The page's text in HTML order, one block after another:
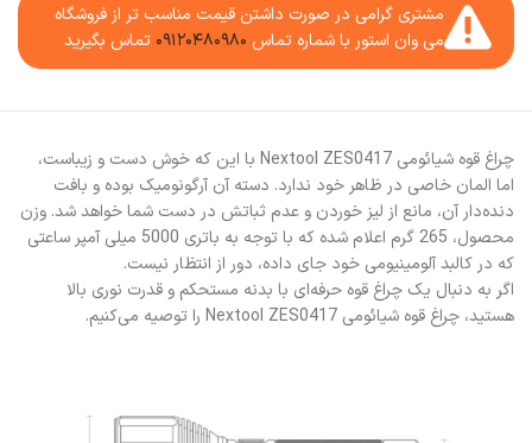
مشتری گرامی در صورت داشتن قیمت مناسب تر از فروشگاه
می وان استور با شماره تماس ۰۹۱۲۰۴۸۰۹۸۰ تماس بگیرید
چراغ قوه شیائومی Nextool ZES0417 با این که خوش دست و زیباست،
اما المان خاصی در ظاهر خود ندارد. دسته آن آرگونومیک بوده و بافت
دنده‌دار آن، مانع از لیز خوردن و عدم ثباتش در دست شما خواهد شد. وزن
محصول، 265 گرم اعلام شده که با توجه به باتری 5000 میلی آمپر ساعتی
که در کالبد آلومینیومی خود جای داده، دور از انتظار نیست.
اگر به دنبال یک چراغ قوه حرفه‌ای با بدنه مستحکم و قدرت نوری بالا
هستید، چراغ قوه شیائومی Nextool ZES0417 را توصیه می‌کنیم.